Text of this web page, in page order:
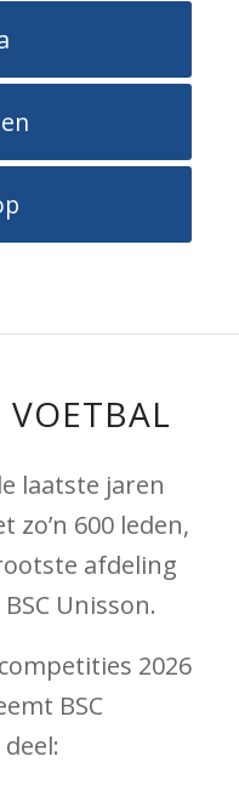
laatste jaren
zo’n 600 leden,
afdeling
Unisson.
2026
BSC